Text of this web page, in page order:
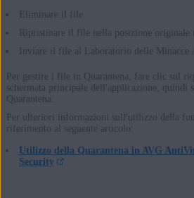
Eliminare il file
Ripristinare il file nella posizione originale
Inviare il file al Laboratorio delle Minacce
Per gestire i file in Quarantena, fare clic sul
schermata principale dell'applicazione, quindi
Quarantena.
Per ulteriori informazioni sull'utilizzo della
riferimento al seguente articolo:
Utilizzo della Quarantena in AVG
Security